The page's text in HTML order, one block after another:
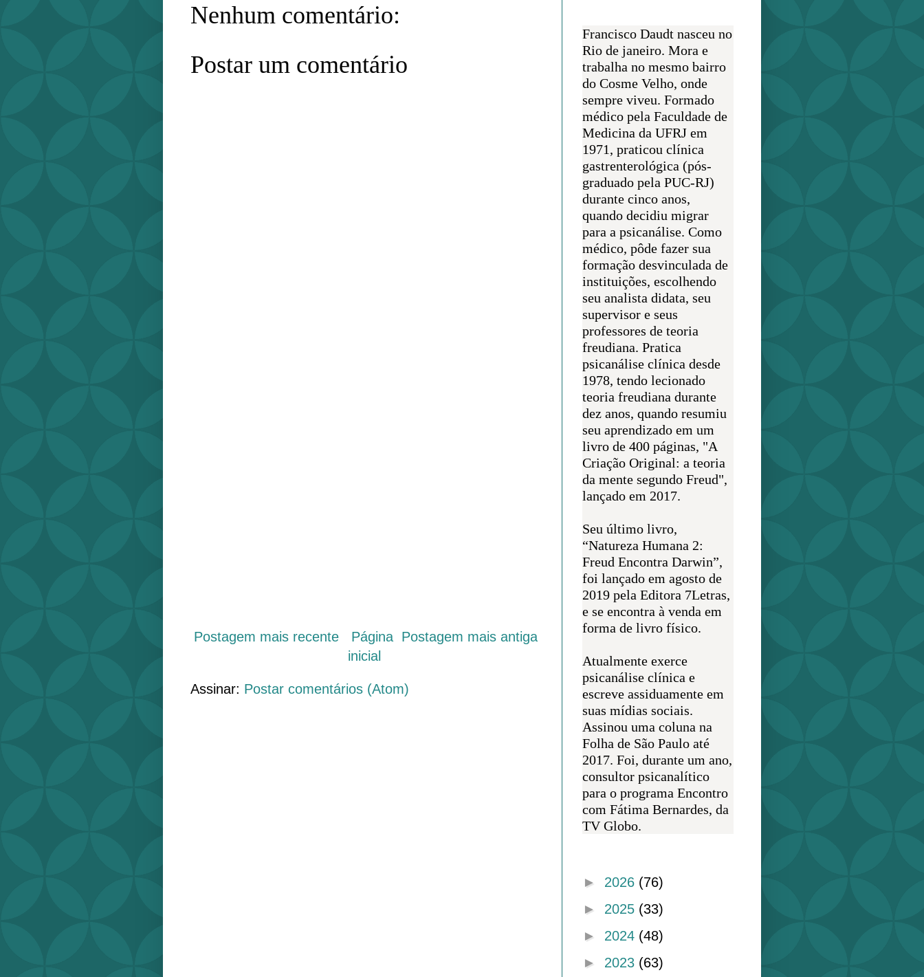
Nenhum comentário:
Postar um comentário
Postagem mais recente Postagem mais antiga
Página
inicial
Assinar: Postar comentários (Atom)
Francisco Daudt nasceu no
Rio de janeiro. Mora e
trabalha no mesmo bairro
do Cosme Velho, onde
sempre viveu. Formado
médico pela Faculdade de
Medicina da UFRJ em
1971, praticou clínica
gastrenterológica (pós-
graduado pela PUC-RJ)
durante cinco anos,
quando decidiu migrar
para a psicanálise. Como
médico, pôde fazer sua
formação desvinculada de
instituições, escolhendo
seu analista didata, seu
supervisor e seus
professores de teoria
freudiana. Pratica
psicanálise clínica desde
1978, tendo lecionado
teoria freudiana durante
dez anos, quando resumiu
seu aprendizado em um
livro de 400 páginas, "A
Criação Original: a teoria
da mente segundo Freud",
lançado em 2017.
Seu último livro,
“Natureza Humana 2:
Freud Encontra Darwin”,
foi lançado em agosto de
2019 pela Editora 7Letras,
e se encontra à venda em
forma de livro físico.
Atualmente exerce
psicanálise clínica e
escreve assiduamente em
suas mídias sociais.
Assinou uma coluna na
Folha de São Paulo até
2017. Foi, durante um ano,
consultor psicanalítico
para o programa Encontro
com Fátima Bernardes, da
TV Globo.
► 2026 (76)
► 2025 (33)
► 2024 (48)
► 2023 (63)